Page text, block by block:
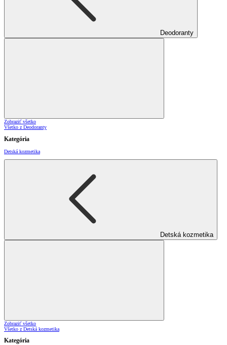
Deodoranty
Zobraziť všetko
Všetko z Deodoranty
Kategória
Detská kozmetika
Detská kozmetika
Zobraziť všetko
Všetko z Detská kozmetika
Kategória